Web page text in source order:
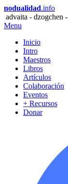
nodualidad.info
advaita - dzogchen
Menu
Inicio
Intro
Maestros
Libros
Artículos
Colaboración
Eventos
+ Recursos
Donar